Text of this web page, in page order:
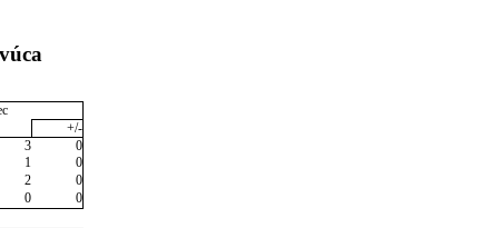
+/-
3
0
1
0
2
0
0
0